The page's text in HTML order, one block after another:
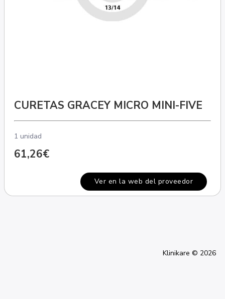
CURETAS GRACEY MICRO MINI-FIVE
1 unidad
61,26€
Ver en la web del proveedor
Klinikare © 2026